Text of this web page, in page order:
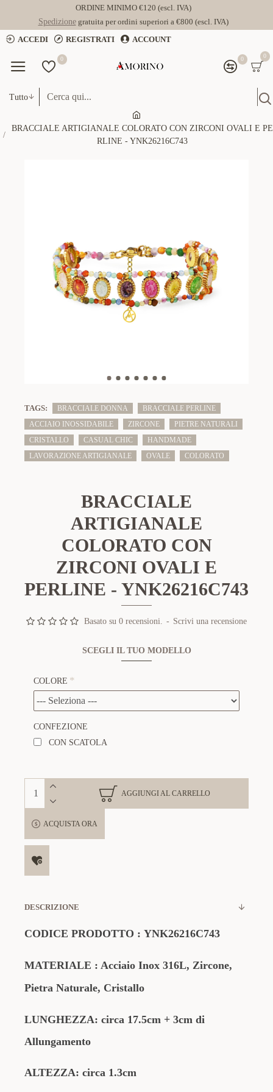
ORDINE MINIMO €120 (escl. IVA)
Spedizionegratuita per ordini superiori a €800 (escl. IVA)
ACCEDI
REGISTRATI ACCOUNT
0 0 0
Tutto
BRACCIALE ARTIGIANALE COLORATO CON ZIRCONI OVALI E PE
RLINE - YNK26216C743
TAGS: BRACCIALE DONNA
BRACCIALE PERLINE
ACCIAIO INOSSIDABILE
ZIRCONE
PIETRE NATURALI
CRISTALLO
CASUAL CHIC
HANDMADE
LAVORAZIONE ARTIGIANALE
OVALE COLORATO
BRACCIALE
ARTIGIANALE
COLORATO CON
ZIRCONI OVALI E
PERLINE - YNK26216C743
Basato su 0 recensioni. - Scrivi una recensione
SCEGLI IL TUO MODELLO
COLORE
CONFEZIONE
CON SCATOLA
AGGIUNGI AL CARRELLO
ACQUISTA ORA
DESCRIZIONE
CODICE PRODOTTO : YNK26216C743
MATERIALE : Acciaio Inox 316L, Zircone,
Pietra Naturale, Cristallo
LUNGHEZZA: circa 17.5cm + 3cm di
Allungamento
ALTEZZA: circa 1.3cm